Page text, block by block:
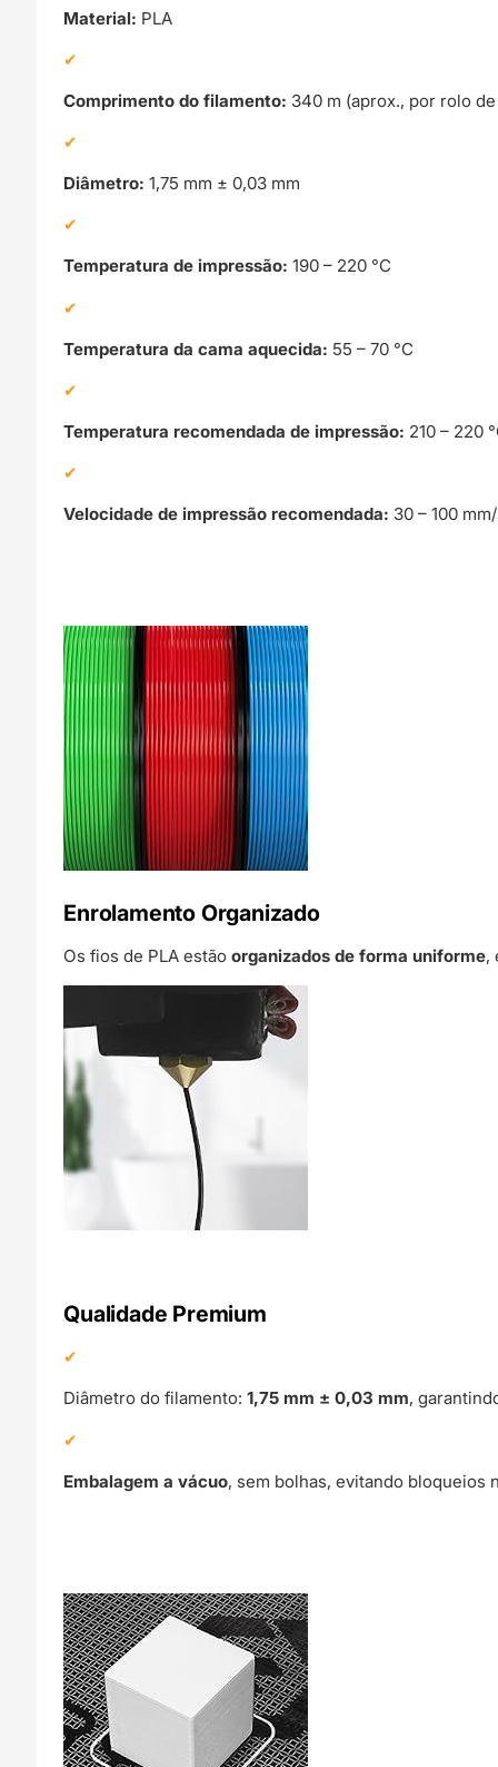
Material: PLA
Comprimento do filamento: 340 m (aprox., por rolo de
Diâmetro: 1,75 mm ± 0,03 mm
Temperatura de impressão: 190 – 220 °C
Temperatura da cama aquecida: 55 – 70 °C
Temperatura recomendada de impressão: 210 – 220
Velocidade de impressão recomendada: 30 – 100
Enrolamento Organizado
Os fios de PLA estãoorganizados de forma uniforme,
Qualidade Premium
Diâmetro do filamento:1,75 mm ± 0,03 mm,
Embalagem a vácuo, sem bolhas, evitando bloqueios